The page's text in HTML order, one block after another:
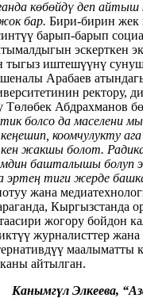
көбөйдү деп
бар. Бири-бирин жек
барып-барып
эскерткен
тыгыз иштешүүнү
Арабаев
ректору,
Төлөбек Абдрахманов
болсо да маселени
коомчулукту ага
жакшы болот.
башталышы болуп
эртең тиги жерде
жана
Кыргызстанда
жогору бойдон
журналисттер жана
маалыматты
айтылган.
Канымгүл Элкеева,